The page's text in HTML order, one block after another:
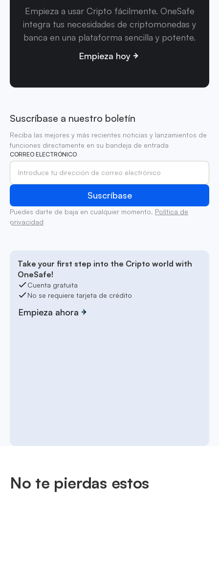
Empieza a usar Cripto fácilmente. OneSafe
integra tus necesidades de criptomonedas y
banca en una plataforma sencilla y potente.
Empieza hoy
Suscríbase a nuestro boletín
Reciba las mejores y más recientes noticias y lanzamientos de
funciones directamente en su bandeja de entrada
CORREO ELECTRÓNICO
Puedes darte de baja en cualquier momento. Política de
privacidad
Take your first step into the Cripto world with
OneSafe!
Cuenta gratuita
No se requiere tarjeta de crédito
Empieza ahora
No te pierdas estos